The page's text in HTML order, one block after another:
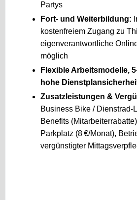
Partys
Fort- und Weiterbildung:
kostenfreiem Zugang zu
eigenverantwortliche
möglich
Flexible Arbeitsmodelle,
hohe
Zusatzleistungen &
Business Bike / Dienstrad-
Benefits
Parkplatz (8 €/Monat),
vergünstigter